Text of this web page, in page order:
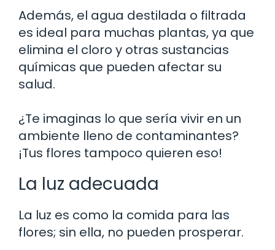
Además, el agua destilada o filtrada
es ideal para muchas plantas, ya que
elimina el cloro y otras sustancias
químicas que pueden afectar su
salud.
¿Te imaginas lo que sería vivir en un
ambiente lleno de contaminantes?
¡Tus flores tampoco quieren eso!
La luz adecuada
La luz es como la comida para las
flores; sin ella, no pueden prosperar.